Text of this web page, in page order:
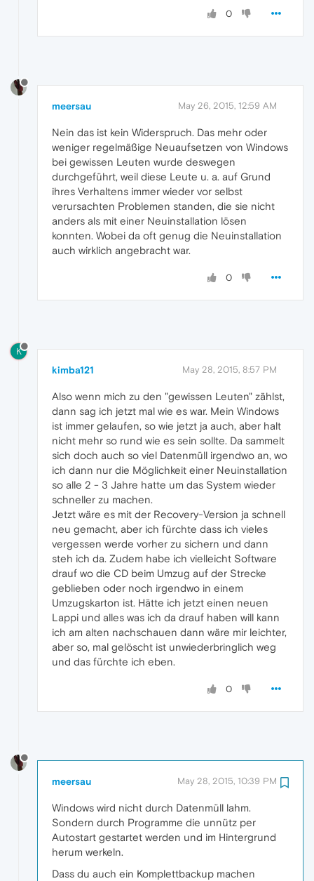
0
meersau May 26, 2015, 12:59 AM
Nein das ist kein Widerspruch. Das mehr oder
weniger regelmäßige Neuaufsetzen von Windows
bei gewissen Leuten wurde deswegen
durchgeführt, weil diese Leute u. a. auf Grund
ihres Verhaltens immer wieder vor selbst
verursachten Problemen standen, die sie nicht
anders als mit einer Neuinstallation lösen
konnten. Wobei da oft genug die Neuinstallation
auch wirklich angebracht war.
0
K
kimba121 May 28, 2015, 8:57 PM
Also wenn mich zu den "gewissen Leuten" zählst,
dann sag ich jetzt mal wie es war. Mein Windows
ist immer gelaufen, so wie jetzt ja auch, aber halt
nicht mehr so rund wie es sein sollte. Da sammelt
sich doch auch so viel Datenmüll irgendwo an, wo
ich dann nur die Möglichkeit einer Neuinstallation
so alle 2 - 3 Jahre hatte um das System wieder
schneller zu machen.
Jetzt wäre es mit der Recovery-Version ja schnell
neu gemacht, aber ich fürchte dass ich vieles
vergessen werde vorher zu sichern und dann
steh ich da. Zudem habe ich vielleicht Software
drauf wo die CD beim Umzug auf der Strecke
geblieben oder noch irgendwo in einem
Umzugskarton ist. Hätte ich jetzt einen neuen
Lappi und alles was ich da drauf haben will kann
ich am alten nachschauen dann wäre mir leichter,
aber so, mal gelöscht ist unwiederbringlich weg
und das fürchte ich eben.
0
meersau May 28, 2015, 10:39 PM
Windows wird nicht durch Datenmüll lahm.
Sondern durch Programme die unnütz per
Autostart gestartet werden und im Hintergrund
herum werkeln.
Dass du auch ein Komplettbackup machen